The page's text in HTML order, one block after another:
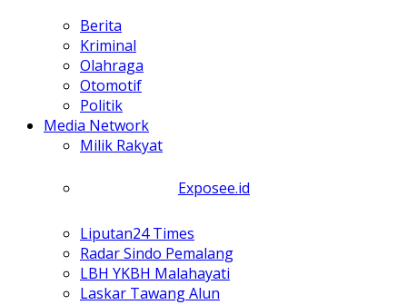
Berita
Kriminal
Olahraga
Otomotif
Politik
Media Network
Milik Rakyat
Exposee.id
Liputan24 Times
Radar Sindo Pemalang
LBH YKBH Malahayati
Laskar Tawang Alun